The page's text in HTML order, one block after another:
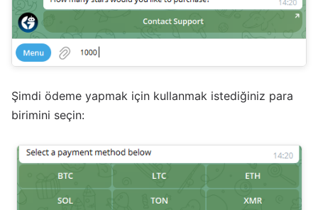
Şimdi ödeme yapmak için kullanmak istediğiniz para
birimini seçin: